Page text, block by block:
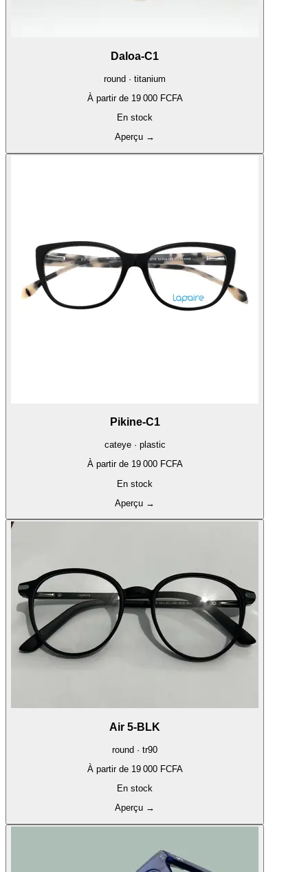
Daloa-C1
round · titanium
À partir de 19 000 FCFA
En stock
Aperçu →
Pikine-C1
cateye · plastic
À partir de 19 000 FCFA
En stock
Aperçu →
Air 5-BLK
round · tr90
À partir de 19 000 FCFA
En stock
Aperçu →